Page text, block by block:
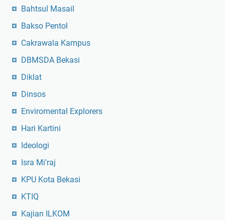
Bahtsul Masail
Bakso Pentol
Cakrawala Kampus
DBMSDA Bekasi
Diklat
Dinsos
Enviromental Explorers
Hari Kartini
Ideologi
Isra Mi'raj
KPU Kota Bekasi
KTIQ
Kajian ILKOM